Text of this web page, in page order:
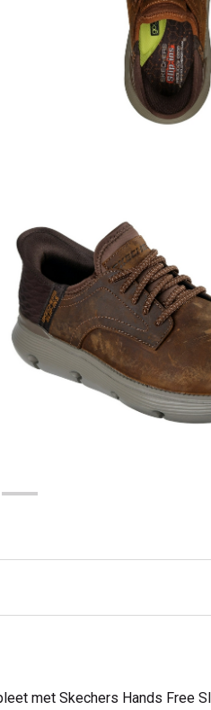
met Skechers Hands Free